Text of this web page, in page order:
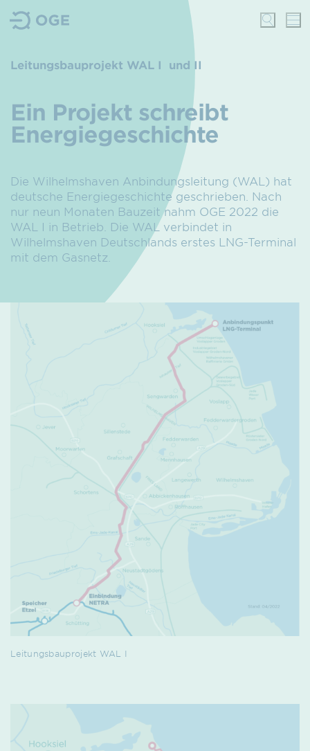
Leitungsbauprojekt WAL I und II
Ein Projekt schreibt
Energiegeschichte
Die Wilhelmshaven Anbindungsleitung (WAL) hat
deutsche Energiegeschichte geschrieben. Nach
nur neun Monaten Bauzeit nahm OGE 2022 die
WAL I in Betrieb. Die WAL verbindet in
Wilhelmshaven Deutschlands erstes LNG-Terminal
mit dem Gasnetz.
Leitungsbauprojekt WAL I